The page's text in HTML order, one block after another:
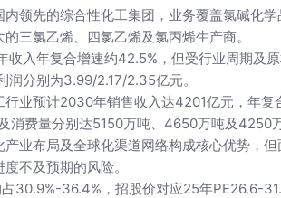
内领先的综合性化工集团，业务覆盖氯碱化
三氯乙烯、四氯乙烯及氯丙烯生产商。
入年复合增速约42.5%，但受行业周期及
分别为3.99/2.17/2.35亿元。
行业预计2030年销售收入达4201亿元，年
消费量分别达5150万吨、4650万吨及4250万
产业布局及全球化渠道网络构成核心优势，
不及预期的风险。
占30.9%-36.4%，招股价对应25年PE26.6-